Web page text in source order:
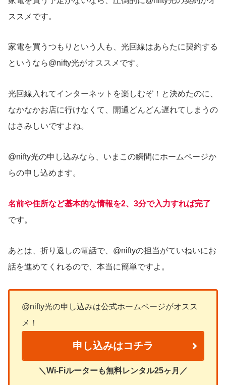
ススメです。
家電を買うつもりという人も、光回線はあらたに契約する
というなら@nifty光がオススメです。
光回線入れてインターネットを楽しむぞ！と決めたのに、
なかなかお店に行けなくて、開通どんどん遅れてしまうの
はさみしいですよね。
@nifty光の申し込みなら、いまこの瞬間にホームページか
らの申し込めます。
名前や住所など基本的な情報を2、3分で入力すれば完了
です。
あとは、折り返しの電話で、@niftyの担当がていねいにお
話を進めてくれるので、本当に簡単ですよ。
@nifty光の申し込みは公式ホームページがオスス
メ！
申し込みはコチラ
＼Wi-Fiルーターも無料レンタル25ヶ月／